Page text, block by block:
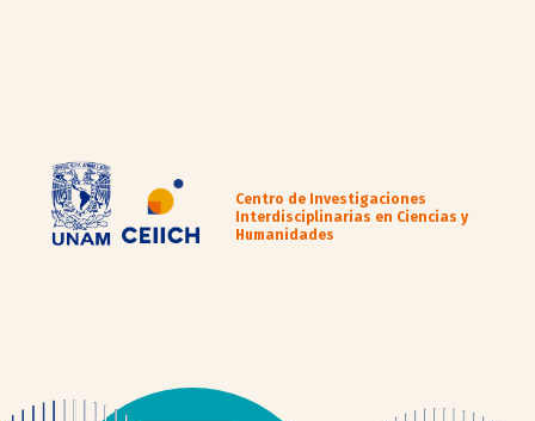
Centro de Investigaciones
Interdisciplinarias en Ciencias y
Humanidades